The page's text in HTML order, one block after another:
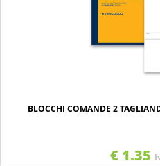
BLOCCHI COMANDE 2
€ 1.35